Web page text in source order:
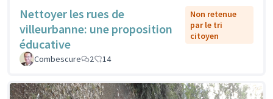
Nettoyer les rues de
villeurbanne: une proposition
éducative
Non retenue
par le tri
citoyen
Combescure 2 14